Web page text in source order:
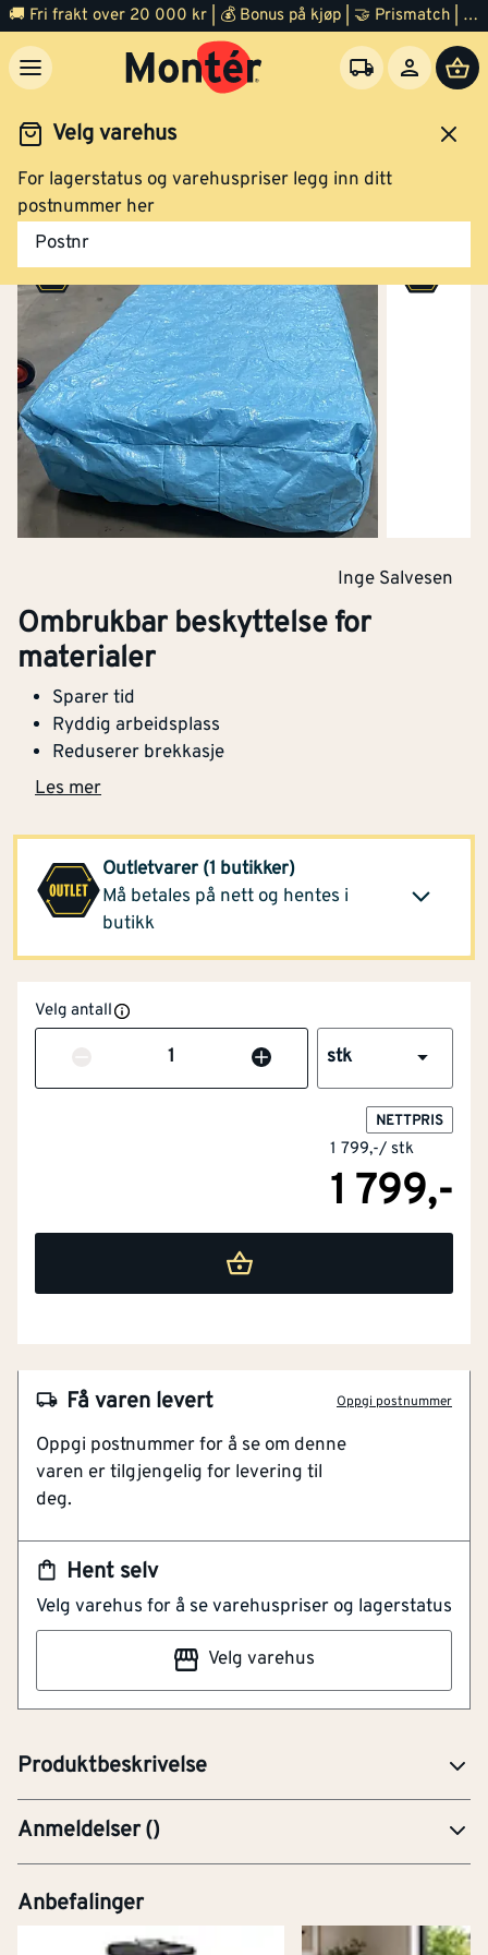
🚚 Fri frakt over 20 000 kr | 💰 Bonus på kjøp | 🤝 Prismatch | ⭐ 100% fornøyd garanti | 🏪 140 byggevarehus
Velg varehus
For lagerstatus og varehuspriser legg inn ditt
postnummer her
Postnr
Outlet diverse
Inge Salvesen
Ombrukbar beskyttelse for
materialer
Sparer tid
Ryddig arbeidsplass
Reduserer brekkasje
Les mer
Outletvarer (1 butikker)
Må betales på nett og hentes i
butikk
Optimera Proffsenter
Kristiansand (16 stk)
Opprinnelig pris
1 799,-
1 065,-
Klikk og hent
Velg antall
Antall stk
NETTPRIS
1 799,-/ stk
1 799,-
Hent selv
Velg varehus for å se varehuspriser og lagerstatus
Velg varehus
Få varen levert Oppgi postnummer
Oppgi postnummer for å se om denne
varen er tilgjengelig for levering til
deg.
Produktbeskrivelse
NOBB
60653106
Artikkelnummer 101502057
Sparer tid
Ryddig arbeidsplass
Sparer miljøet
Beskytter bedre
Formsydd, solid og vanntett trekk for tildekking og
beskyttelse av materialer. Beregnet for pakker med
feks reisverk. Trekket har lufting i begge ender og
Anmeldelser()
Anbefalinger